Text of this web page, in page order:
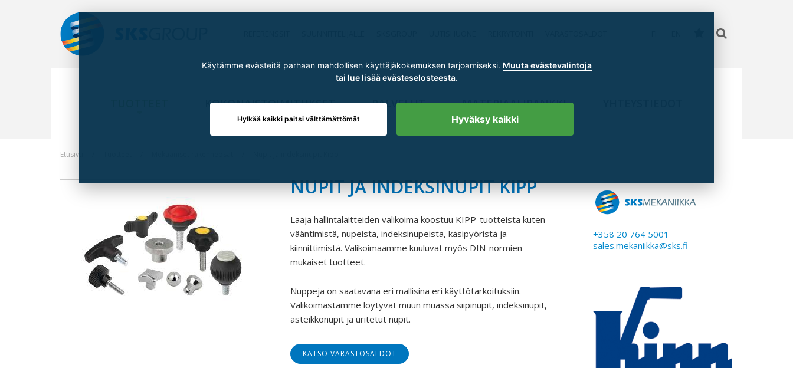
KOKONAISTOIMITUKSET PALVELUT MATERIAALIPANKKI
Etusivu
NUPIT JA INDEKSINUPIT KIPP
Laaja hallintalaitteiden valikoima koostuu KIPP-tuotteista kuten
vääntimistä, nupeista, indeksinupeista, käsipyöristä ja
kiinnittimistä. Valikoimaamme kuuluvat myös DIN-normien
mukaiset tuotteet.
Nuppeja on saatavana eri mallisina eri käyttötarkoituksiin.
Valikoimastamme löytyvät muun muassa siipinupit, indeksinupit,
asteikkonupit ja uritetut nupit.
KATSO VARASTOSALDOT
+358 20 764 5001
sales.mekaniikka@sks.fi
Käytämme evästeitä parhaan mahdollisen käyttäjäkokemuksen tarjoamiseksi. Muuta evästevalintoja
tai lue lisää evästeselosteesta.
Hyväksy kaikki
Hylkää kaikki paitsi välttämättömät